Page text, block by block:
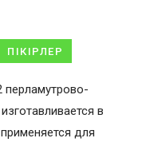
ПІКІРЛЕР
в
для